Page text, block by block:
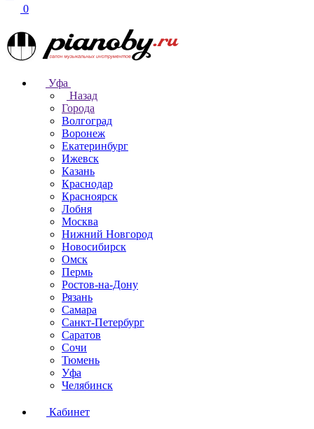
0
Уфа
Назад
Города
Волгоград
Воронеж
Екатеринбург
Ижевск
Казань
Краснодар
Красноярск
Лобня
Москва
Нижний Новгород
Новосибирск
Омск
Пермь
Ростов-на-Дону
Рязань
Самара
Санкт-Петербург
Саратов
Сочи
Тюмень
Уфа
Челябинск
Кабинет